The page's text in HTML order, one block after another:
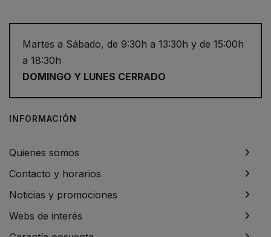
Martes a Sábado, de 9:30h a 13:30h y de 15:00h
a 18:30h
DOMINGO Y LUNES CERRADO
INFORMACIÓN
Quienes somos
Contacto y horarios
Noticias y promociones
Webs de interés